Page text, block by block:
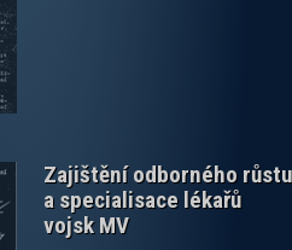
Zajištění odborného růstu
a specialisace lékařů
vojsk MV